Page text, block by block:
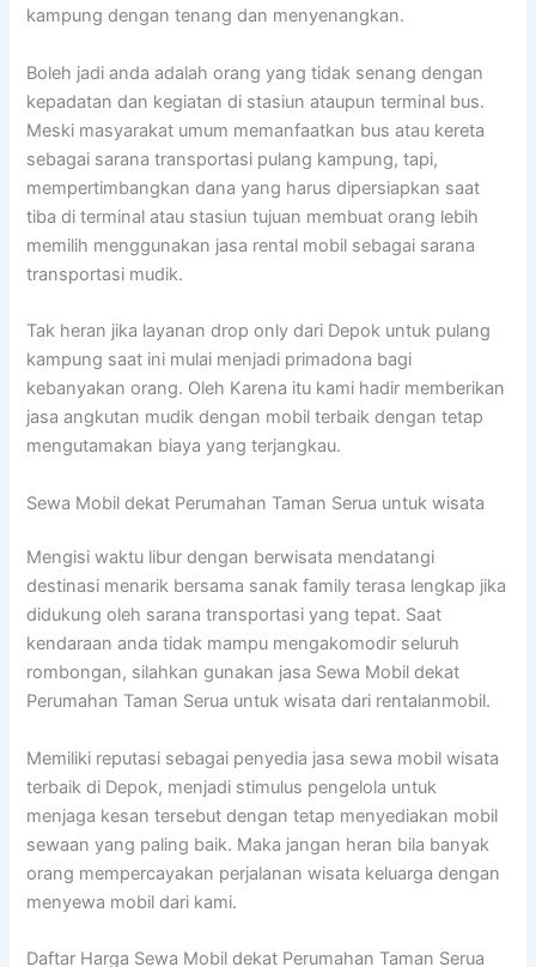
kampung dengan tenang dan menyenangkan.
Boleh jadi anda adalah orang yang tidak senang dengan
kepadatan dan kegiatan di stasiun ataupun terminal bus.
Meski masyarakat umum memanfaatkan bus atau kereta
sebagai sarana transportasi pulang kampung, tapi,
mempertimbangkan dana yang harus dipersiapkan saat
tiba di terminal atau stasiun tujuan membuat orang lebih
memilih menggunakan jasa rental mobil sebagai sarana
transportasi mudik.
Tak heran jika layanan drop only dari Depok untuk pulang
kampung saat ini mulai menjadi primadona bagi
kebanyakan orang. Oleh Karena itu kami hadir memberikan
jasa angkutan mudik dengan mobil terbaik dengan tetap
mengutamakan biaya yang terjangkau.
Sewa Mobil dekat Perumahan Taman Serua untuk wisata
Mengisi waktu libur dengan berwisata mendatangi
destinasi menarik bersama sanak family terasa lengkap jika
didukung oleh sarana transportasi yang tepat. Saat
kendaraan anda tidak mampu mengakomodir seluruh
rombongan, silahkan gunakan jasa Sewa Mobil dekat
Perumahan Taman Serua untuk wisata dari rentalanmobil.
Memiliki reputasi sebagai penyedia jasa sewa mobil wisata
terbaik di Depok, menjadi stimulus pengelola untuk
menjaga kesan tersebut dengan tetap menyediakan mobil
sewaan yang paling baik. Maka jangan heran bila banyak
orang mempercayakan perjalanan wisata keluarga dengan
menyewa mobil dari kami.
Daftar Harga Sewa Mobil dekat Perumahan Taman Serua